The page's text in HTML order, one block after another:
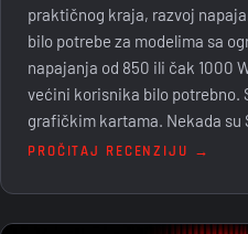
praktičnog kraja, razvoj
bilo potrebe za modelima sa
napajanja od 850 ili čak 1000
većini korisnika bilo potrebno.
grafičkim kartama. Nekada
PROČITAJ RECENZIJU →